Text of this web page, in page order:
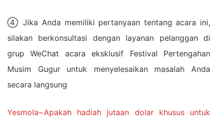
④ Jika Anda memiliki pertanyaan tentang acara ini,
silakan berkonsultasi dengan layanan pelanggan di
grup WeChat acara eksklusif Festival Pertengahan
Musim Gugur untuk menyelesaikan masalah Anda
secara langsung
Yesmola~Apakah hadiah jutaan dolar khusus untuk